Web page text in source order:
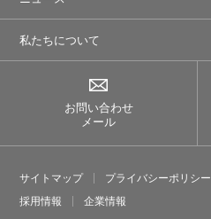
私たちについて
お問い合わせ
メール
サイトマップ プライバシーポリシー
採⽤情報
企業情報